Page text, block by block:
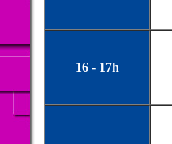
16 - 17h